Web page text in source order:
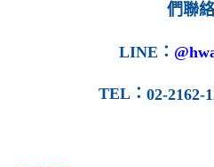
們聯絡
LINE ：
TEL ： 02-2162-